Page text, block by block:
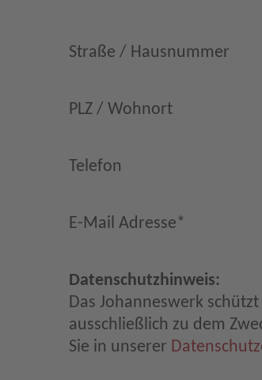
Straße / Hausnummer
PLZ / Wohnort
Telefon
E-Mail Adresse*
Datenschutzhinweis:
Das Johanneswerk
ausschließlich zu dem
Sie in unserer